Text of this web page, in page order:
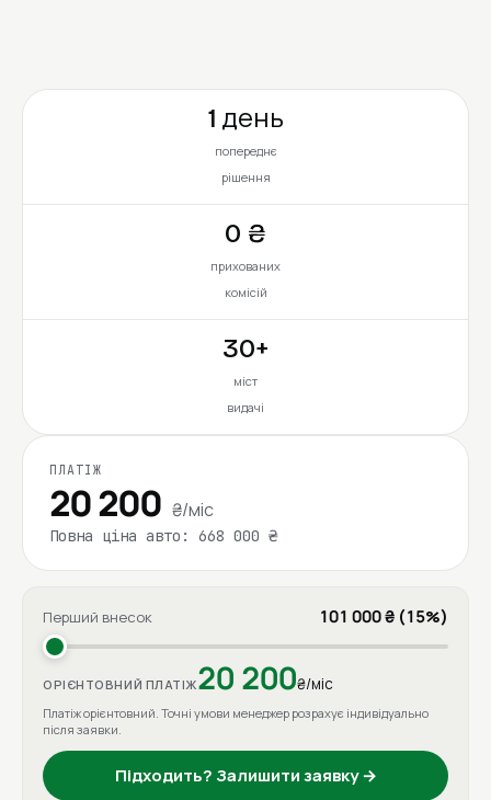
1 день
попереднє
рішення
0 ₴
прихованих
комісій
30+
міст
видачі
ПЛАТІЖ
20 200 ₴/міс
Повна ціна авто: 668 000 ₴
Перший внесок 101 000 ₴ (15%)
ОРІЄНТОВНИЙ ПЛАТІЖ20 200₴/міс
Платіж орієнтовний. Точні умови менеджер розрахує індивідуально
після заявки.
Підходить? Залишити заявку →